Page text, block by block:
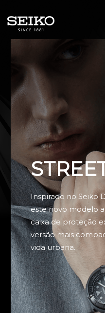
Inspirado no Seiko
este novo modelo
caixa de proteção
versão mais
vida urbana.